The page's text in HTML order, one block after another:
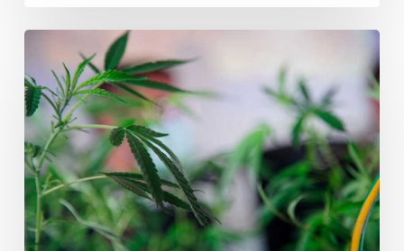
marijuana
smantellata
dai
Carabineri